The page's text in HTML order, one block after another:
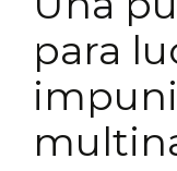
para